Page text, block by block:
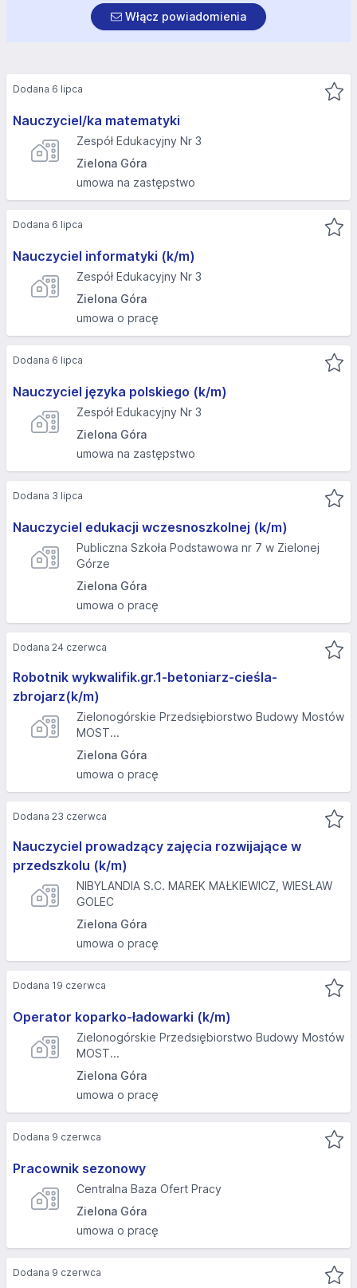
Włącz powiadomienia
Nauczyciel/ka matematyki
Zespół Edukacyjny Nr 3
Zielona Góra
umowa na zastępstwo
Dodana 6 lipca
Nauczyciel informatyki (k/m)
Zespół Edukacyjny Nr 3
Zielona Góra
umowa o pracę
Dodana 6 lipca
Nauczyciel języka polskiego (k/m)
Zespół Edukacyjny Nr 3
Zielona Góra
umowa na zastępstwo
Dodana 6 lipca
Nauczyciel edukacji wczesnoszkolnej (k/m)
Publiczna Szkoła Podstawowa nr 7 w Zielonej
Górze
Zielona Góra
umowa o pracę
Dodana 3 lipca
Robotnik wykwalifik.gr.1-betoniarz-cieśla-
zbrojarz(k/m)
Zielonogórskie Przedsiębiorstwo Budowy Mostów
MOST...
Zielona Góra
umowa o pracę
Dodana 24 czerwca
Nauczyciel prowadzący zajęcia rozwijające w
przedszkolu (k/m)
NIBYLANDIA S.C. MAREK MAŁKIEWICZ, WIESŁAW
GOLEC
Zielona Góra
umowa o pracę
Dodana 23 czerwca
Operator koparko-ładowarki (k/m)
Zielonogórskie Przedsiębiorstwo Budowy Mostów
MOST...
Zielona Góra
umowa o pracę
Dodana 19 czerwca
Pracownik sezonowy
Centralna Baza Ofert Pracy
Zielona Góra
umowa o pracę
Dodana 9 czerwca
Dodana 9 czerwca